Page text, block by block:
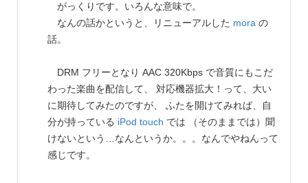
がっくりです。いろんな意味で。
なんの話かというと、リニューアルした mora の
話。
DRM フリーとなり AAC 320Kbps で音質にもこだ
わった楽曲を配信して、 対応機器拡大！って、大い
に期待してみたのですが、 ふたを開けてみれば、自
分が持っている iPod touch では （そのままでは）聞
けないという…なんというか。。。なんでやねんって
感じです。